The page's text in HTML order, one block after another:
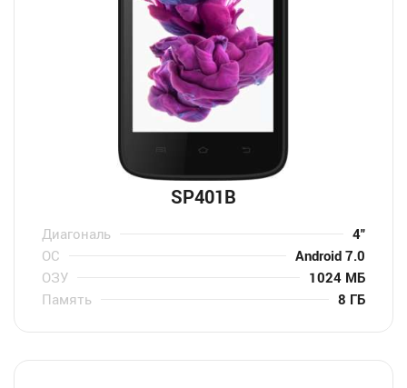
SP401B
Диагональ
4″
ОС
Android 7.0
ОЗУ
1024 МБ
Память
8 ГБ